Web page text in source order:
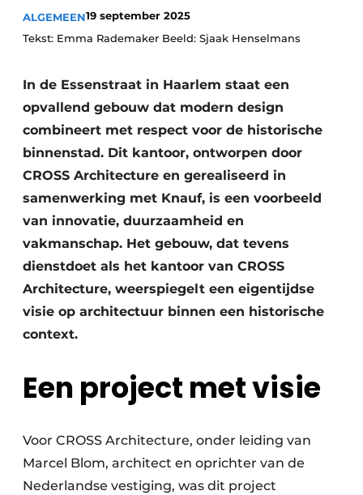
Podcasts
Privacy / Cookie statement
Vacatures
Video’s
ALGEMEEN19 september 2025
Tekst: Emma Rademaker Beeld: Sjaak Henselmans
In de Essenstraat in Haarlem staat een
opvallend gebouw dat modern design
combineert met respect voor de historische
binnenstad. Dit kantoor, ontworpen door
CROSS Architecture en gerealiseerd in
samenwerking met Knauf, is een voorbeeld
van innovatie, duurzaamheid en
vakmanschap. Het gebouw, dat tevens
dienstdoet als het kantoor van CROSS
Architecture, weerspiegelt een eigentijdse
visie op architectuur binnen een historische
context.
Een project met visie
Voor CROSS Architecture, onder leiding van
Marcel Blom, architect en oprichter van de
Nederlandse vestiging, was dit project